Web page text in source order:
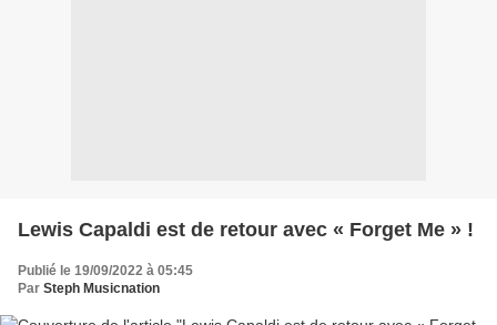
Lewis Capaldi est de retour avec « Forget Me » !
Publié le 19/09/2022 à 05:45
Par Steph Musicnation